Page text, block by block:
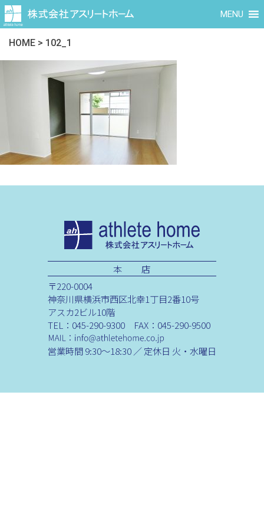
MENU
HOME > 102_1
本 店
〒220-0004
神奈川県横浜市西区北幸1丁目2番10号
アスカ2ビル10階
TEL：045-290-9300 FAX：045-290-9500
営業時間 9:30～18:30 ／ 定休日 火・水曜日